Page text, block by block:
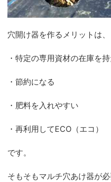
穴開け器を作るメリットは、
・特定の専用資材の在庫を
・節約になる
・肥料を入れやすい
・再利用してECO（エコ）
です。
そもそもマルチ穴あけ器が